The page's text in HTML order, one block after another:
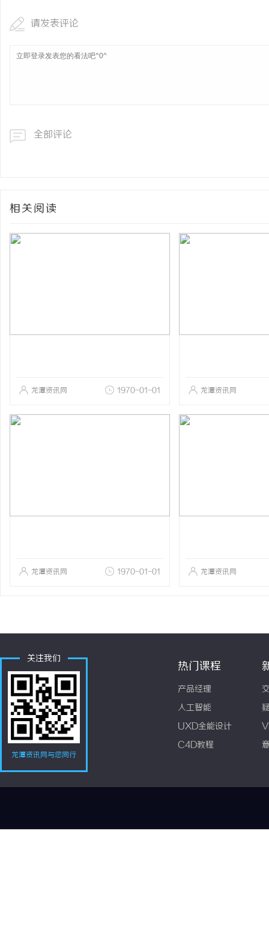
请发表评论
全部评论
相关阅读
龙潭资讯网 1970-01-01 龙潭资讯网
龙潭资讯网 1970-01-01 龙潭资讯网
关注我们
龙潭资讯网与您同行
热门课程
产品经理
人工智能
UXD全能设计
C4D教程